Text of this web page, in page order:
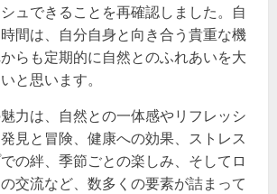
ュできることを再確認しました。自
間は、自分自身と向き合う貴重な機
らも定期的に自然とのふれあいを大
と思います。
力は、自然との一体感やリフレッシ
見と冒険、健康への効果、ストレス
の絆、季節ごとの楽しみ、そしてロ
交流など、数多くの要素が詰まって